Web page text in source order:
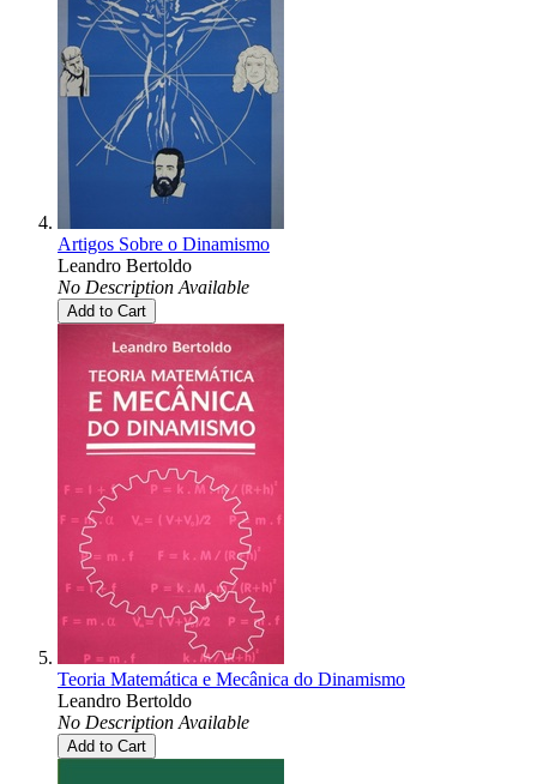
Artigos Sobre o Dinamismo
Leandro Bertoldo
No Description Available
Add to Cart
Teoria Matemática e Mecânica do Dinamismo
Leandro Bertoldo
No Description Available
Add to Cart